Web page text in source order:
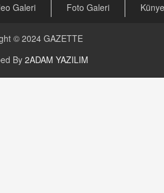
Suriye
YORUMU
Yorumu | 22 Kasım 2024: Koç,
Galeri Foto Galeri Künye
© 2024 GAZETTE
By 2ADAM YAZILIM